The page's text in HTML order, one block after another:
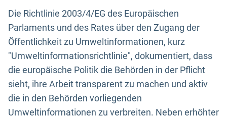
Die Richtlinie 2003/4/EG des Europäischen
Parlaments und des Rates über den Zugang der
Öffentlichkeit zu Umweltinformationen, kurz
"Umweltinformationsrichtlinie", dokumentiert, dass
die europäische Politik die Behörden in der Pflicht
sieht, ihre Arbeit transparent zu machen und aktiv
die in den Behörden vorliegenden
Umweltinformationen zu verbreiten. Neben erhöhter